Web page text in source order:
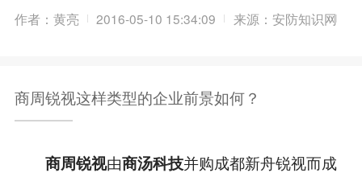
作者：黄亮 2016-05-10 15:34:09 来源：安防知识网
商周锐视这样类型的企业前景如何？
商周锐视由商汤科技并购成都新舟锐视而成